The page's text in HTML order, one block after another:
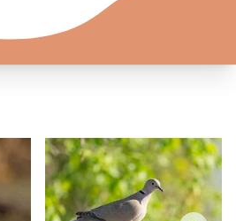
schwarz mit
Geschlechter gleich. Jungvögel